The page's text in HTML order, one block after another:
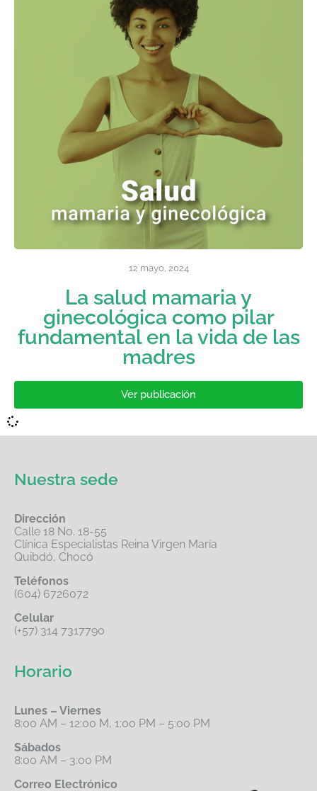
12 mayo, 2024
La salud mamaria y
ginecológica como pilar
fundamental en la vida de las
madres
Ver publicación
Nuestra sede
Dirección
Calle 18 No. 18-55
Clínica Especialistas Reina Virgen María
Quibdó, Chocó
Teléfonos
(604) 6726072
Celular
(+57) 314 7317790
Horario
Lunes – Viernes
8:00 AM – 12:00 M, 1:00 PM – 5:00 PM
Sábados
8:00 AM – 3:00 PM
Correo Electrónico